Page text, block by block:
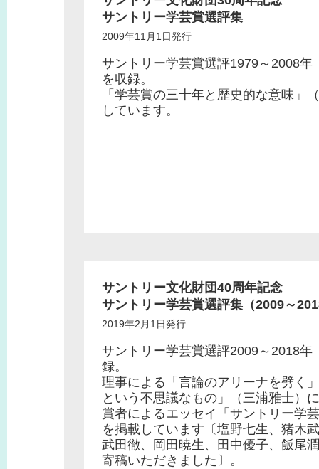
サントリー学芸賞選評集
2009年11月1日発行
サントリー学芸賞選評1979～2008年
を収録。
「学芸賞の三十年と歴史的な意味」
しています。
サントリー文化財団40周年記念
サントリー学芸賞選評集（2009～
2019年2月1日発行
サントリー学芸賞選評2009～2018年
録。
理事による「言論のアリーナを劈く
という不思議なもの」（三浦雅士）
賞者によるエッセイ「サントリー学
を掲載しています〔塩野七生、猪木
武田徹、岡田暁生、田中優子、飯尾
寄稿いただきました〕。